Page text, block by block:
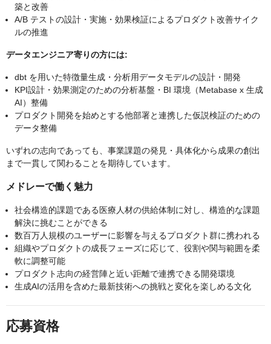
築と改善
A/B テストの設計・実施・効果検証によるプロダクト改善サイク
ルの推進
データエンジニア寄りの方には:
dbt を用いた特徴量生成・分析用データモデルの設計・開発
KPI設計・効果測定のための分析基盤・BI 環境（Metabase x 生成
AI）整備
プロダクト開発を始めとする他部署と連携した仮説検証のための
データ整備
いずれの志向であっても、事業課題の発見・具体化から成果の創出
まで一貫して関わることを期待しています。
メドレーで働く魅力
社会構造的課題である医療人材の供給体制に対し、構造的な課題
解決に挑むことができる
数百万人規模のユーザーに影響を与えるプロダクト群に携われる
組織やプロダクトの成長フェーズに応じて、役割や関与範囲を柔
軟に調整可能
プロダクト志向の経営陣と近い距離で連携できる開発環境
生成AIの活用を含めた最新技術への挑戦と変化を楽しめる文化
応募資格